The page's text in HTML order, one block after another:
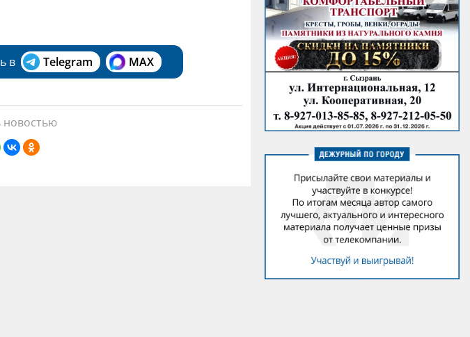
в Telegram MAX
новостью